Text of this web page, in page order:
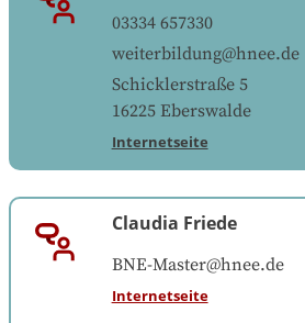
03334 657330
weiterbildung@hnee.de
Schicklerstraße 5
16225 Eberswalde
Internetseite
Claudia Friede
BNE-Master@hnee.de
Internetseite